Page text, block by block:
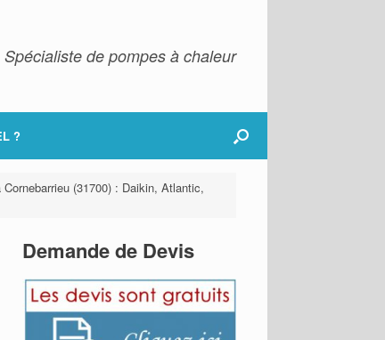
Spécialiste de pompes à chaleur
?
(31700) : Daikin, Atlantic,
Demande de Devis